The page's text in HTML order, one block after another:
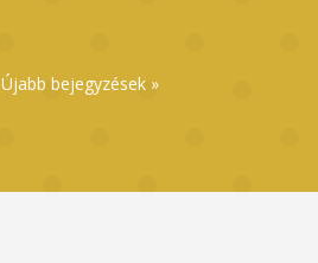
Újabb bejegyzések »